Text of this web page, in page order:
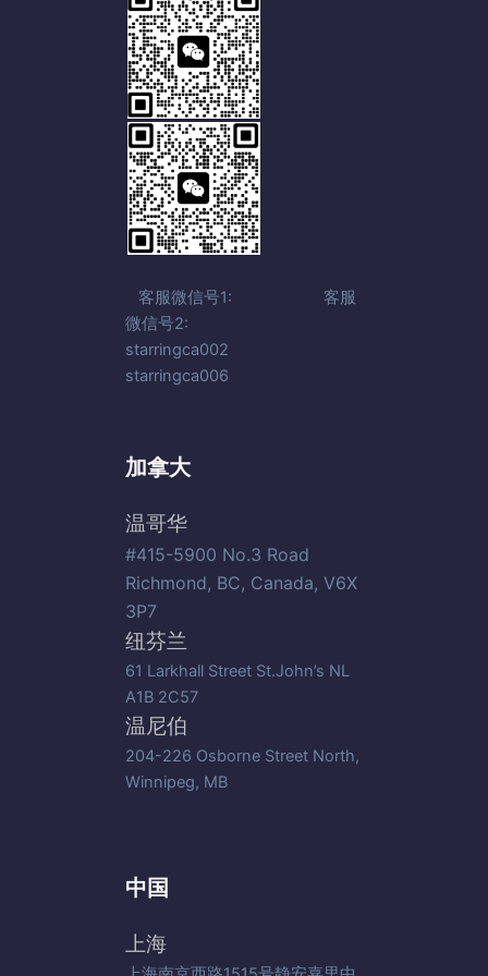
客服微信号1: 客服
微信号2:
starringca002
starringca006
加拿大
温哥华
#415-5900 No.3 Road
Richmond, BC, Canada, V6X
3P7
纽芬兰
61 Larkhall Street St.John’s NL
A1B 2C57
温尼伯
204-226 Osborne Street North,
Winnipeg, MB
中国
上海